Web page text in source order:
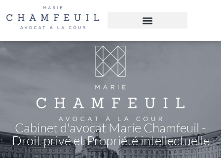
Panneau de gestion des cookies
Cabinet d'avocat Marie Chamfeuil -
Droit privé et Propriété intellectuelle